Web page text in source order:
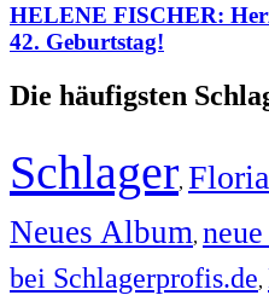
HELENE FISCHER:
42. Geburtstag!
Die häufigsten
Schlager,
Neues Album,
bei Schlagerprofis.de,